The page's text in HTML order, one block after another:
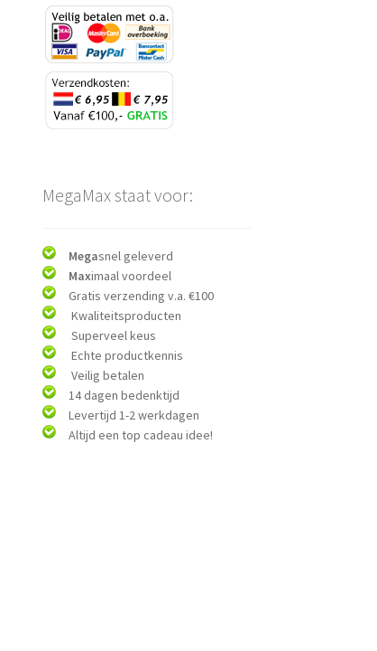
MegaMax staat voor:
Megasnel geleverd
Maximaal voordeel
Gratis verzending v.a. €100
Kwaliteitsproducten
Superveel keus
Echte productkennis
Veilig betalen
14 dagen bedenktijd
Levertijd 1-2 werkdagen
Altijd een top cadeau idee!